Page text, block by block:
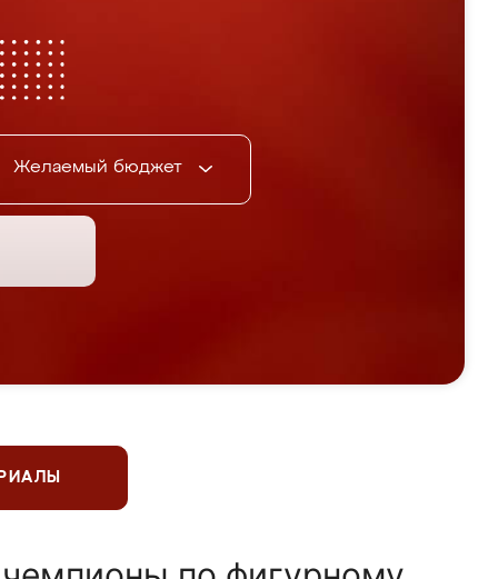
Желаемый бюджет